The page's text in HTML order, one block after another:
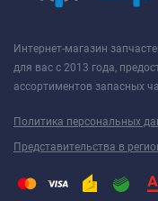
Интернет-магазин
для вас с 2013 года,
ассортиментов запасных
Политика персональных
Представительства в